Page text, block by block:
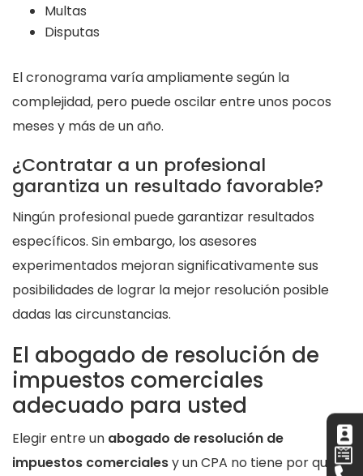
Multas
Disputas
El cronograma varía ampliamente según la
complejidad, pero puede oscilar entre unos pocos
meses y más de un año.
¿Contratar a un profesional
garantiza un resultado favorable?
Ningún profesional puede garantizar resultados
específicos. Sin embargo, los asesores
experimentados mejoran significativamente sus
posibilidades de lograr la mejor resolución posible
dadas las circunstancias.
El abogado de resolución de
impuestos comerciales
adecuado para usted
Elegir entre un abogado de resolución de
impuestos comercialesy un CPA no tiene por qué